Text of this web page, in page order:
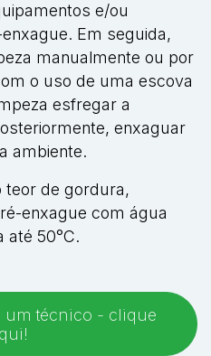
e/ou
Em seguida,
manualmente ou por
o uso de uma escova
esfregar a
enxaguar
ambiente.
teor de gordura,
enxague com água
até 50°C.
um técnico - clique